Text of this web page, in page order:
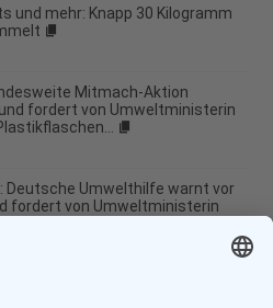
und mehr: Knapp 30 Kilogramm
Mitmach-Aktion
fordert von Umweltministerin
Umwelthilfe warnt vor
fordert von Umweltministerin